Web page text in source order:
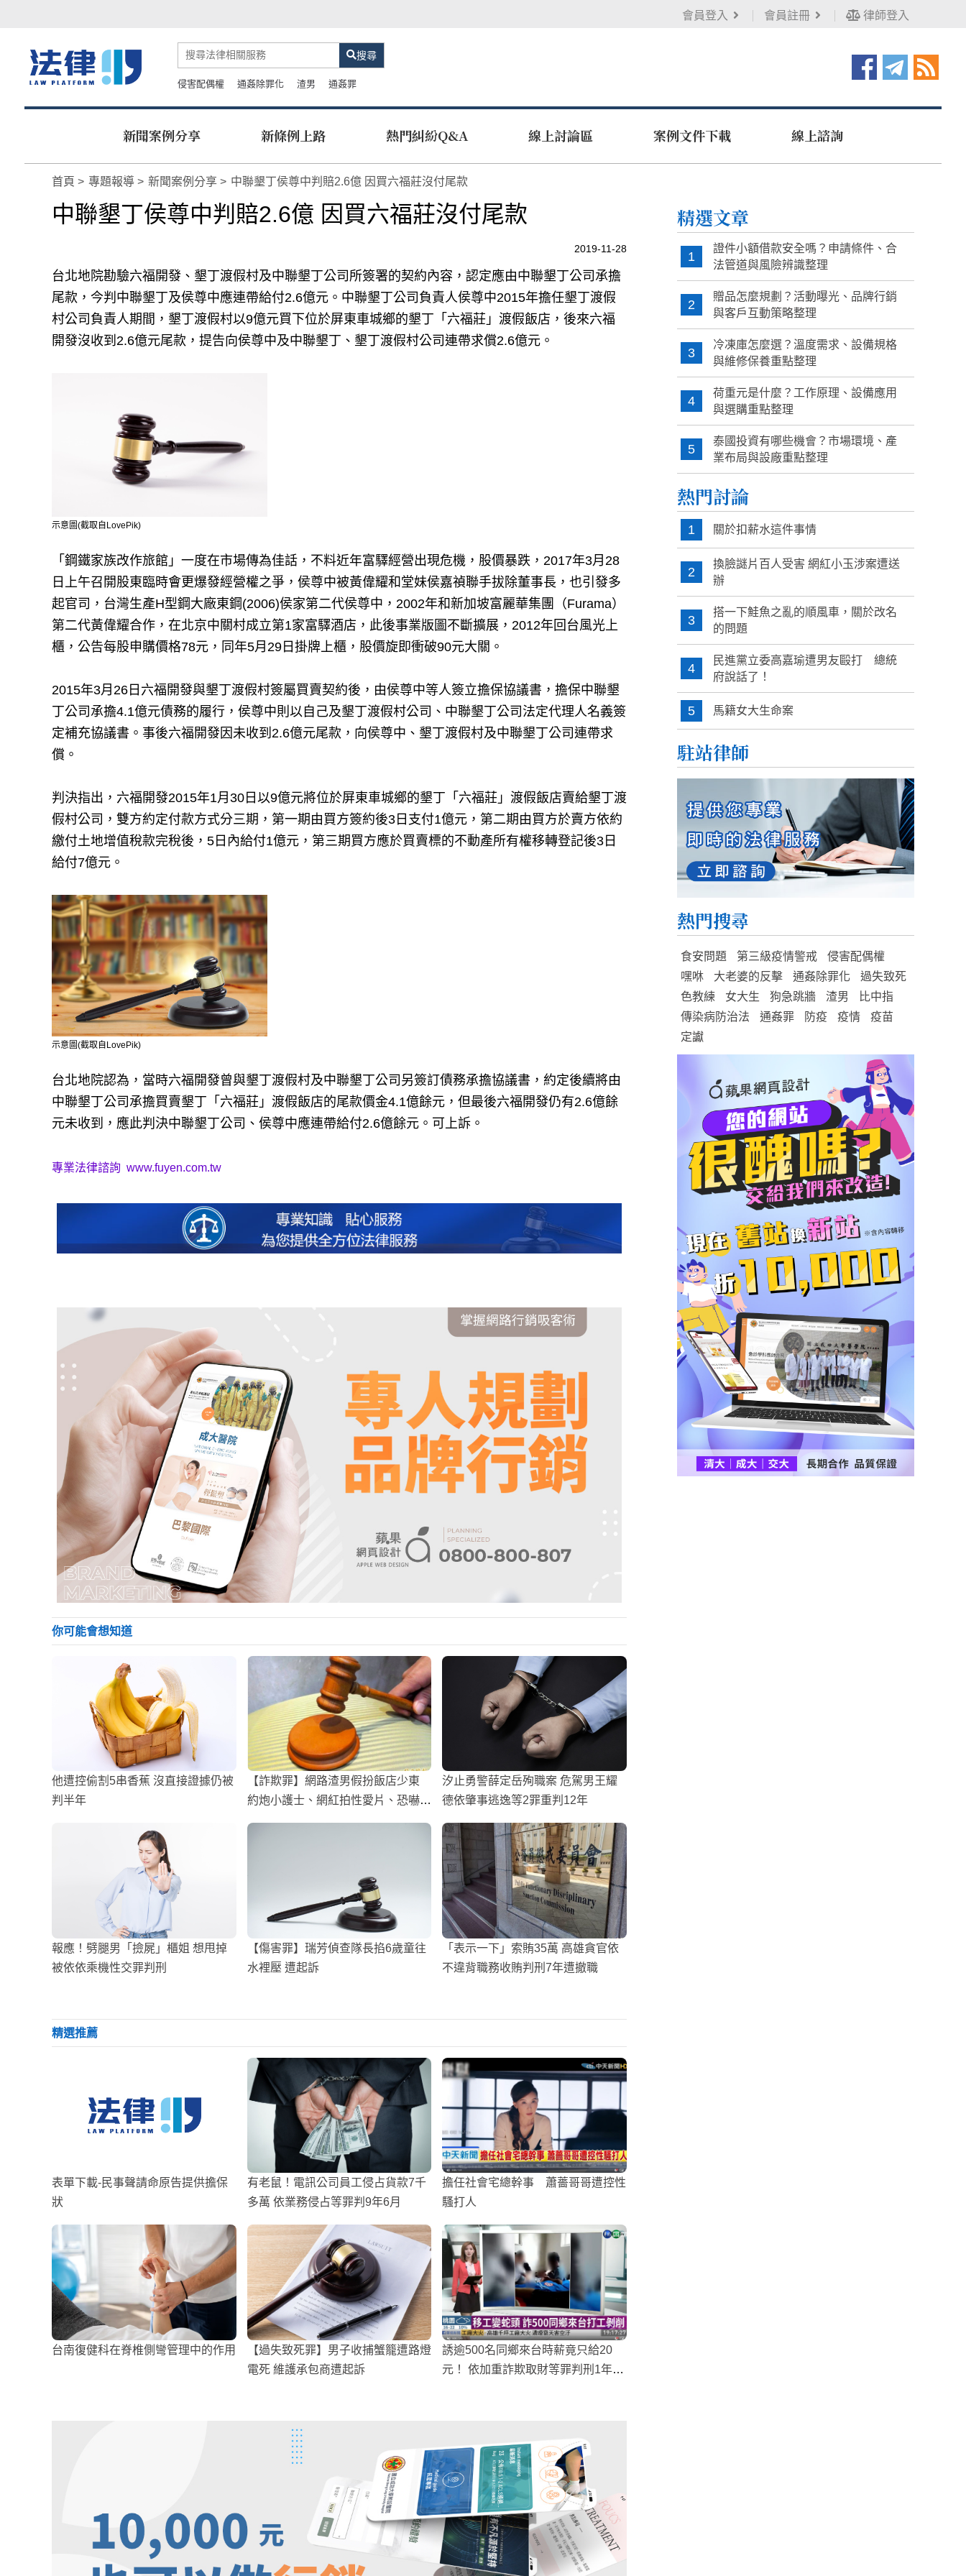
會員登入 會員註冊 律師登入
搜尋
侵害配偶權 通姦除罪化 渣男 通姦罪
新聞案例分享 新條例上路 熱門糾紛Q&A 線上討論區 案例文件下載 線上諮詢
首頁 專題報導 新聞案例分享 中聯墾丁侯尊中判賠2.6億 因買六福莊沒付尾款
中聯墾丁侯尊中判賠2.6億 因買六福莊沒付尾款
2019-11-28
台北地院勘驗六福開發、墾丁渡假村及中聯墾丁公司所簽署的契約內容，認定應由中聯墾丁公司承擔
尾款，今判中聯墾丁及侯尊中應連帶給付2.6億元。中聯墾丁公司負責人侯尊中2015年擔任墾丁渡假
村公司負責人期間，墾丁渡假村以9億元買下位於屏東車城鄉的墾丁「六福莊」渡假飯店，後來六福
開發沒收到2.6億元尾款，提告向侯尊中及中聯墾丁、墾丁渡假村公司連帶求償2.6億元。
示意圖(截取自LovePik)
「鋼鐵家族改作旅館」一度在市場傳為佳話，不料近年富驛經營出現危機，股價暴跌，2017年3月28
日上午召開股東臨時會更爆發經營權之爭，侯尊中被黃偉耀和堂妹侯嘉禎聯手拔除董事長，也引發多
起官司，台灣生產H型鋼大廠東鋼(2006)侯家第二代侯尊中，2002年和新加坡富麗華集團（Furama）
第二代黃偉耀合作，在北京中關村成立第1家富驛酒店，此後事業版圖不斷擴展，2012年回台風光上
櫃，公告每股申購價格78元，同年5月29日掛牌上櫃，股價旋即衝破90元大關。
2015年3月26日六福開發與墾丁渡假村簽屬買賣契約後，由侯尊中等人簽立擔保協議書，擔保中聯墾
丁公司承擔4.1億元債務的履行，侯尊中則以自己及墾丁渡假村公司、中聯墾丁公司法定代理人名義簽
定補充協議書。事後六福開發因未收到2.6億元尾款，向侯尊中、墾丁渡假村及中聯墾丁公司連帶求
償。
判決指出，六福開發2015年1月30日以9億元將位於屏東車城鄉的墾丁「六福莊」渡假飯店賣給墾丁渡
假村公司，雙方約定付款方式分三期，第一期由買方簽約後3日支付1億元，第二期由買方於賣方依約
繳付土地增值稅款完稅後，5日內給付1億元，第三期買方應於買賣標的不動產所有權移轉登記後3日
給付7億元。
示意圖(截取自LovePik)
台北地院認為，當時六福開發曾與墾丁渡假村及中聯墾丁公司另簽訂債務承擔協議書，約定後續將由
中聯墾丁公司承擔買賣墾丁「六福莊」渡假飯店的尾款價金4.1億餘元，但最後六福開發仍有2.6億餘
元未收到，應此判決中聯墾丁公司、侯尊中應連帶給付2.6億餘元。可上訴。
專業法律諮詢 www.fuyen.com.tw
你可能會想知道
他遭控偷割5串香蕉 沒直接證據仍被
判半年
【詐欺罪】網路渣男假扮飯店少東
約炮小護士、網紅拍性愛片、恐嚇要
錢
汐止勇警薛定岳殉職案 危駕男王耀
德依肇事逃逸等2罪重判12年
報應！劈腿男「撿屍」櫃姐 想甩掉
被依依乘機性交罪判刑
【傷害罪】瑞芳偵查隊長掐6歲童往
水裡壓 遭起訴
「表示一下」索賄35萬 高雄貪官依
不違背職務收賄判刑7年遭撤職
精選推薦
表單下載-民事聲請命原告提供擔保
狀
有老鼠！電訊公司員工侵占貨款7千
多萬 依業務侵占等罪判9年6月
擔任社會宅總幹事 蕭薔哥哥遭控性
騷打人
台南復健科在脊椎側彎管理中的作用
【過失致死罪】男子收捕蟹籠遭路燈
電死 維護承包商遭起訴
誘逾500名同鄉來台時薪竟只給20
元！ 依加重詐欺取財等罪判刑1年4
精選文章
1
證件小額借款安全嗎？申請條件、合
法管道與風險辨識整理
2
贈品怎麼規劃？活動曝光、品牌行銷
與客戶互動策略整理
3
冷凍庫怎麼選？溫度需求、設備規格
與維修保養重點整理
4
荷重元是什麼？工作原理、設備應用
與選購重點整理
5
泰國投資有哪些機會？市場環境、產
業布局與設廠重點整理
熱門討論
1 關於扣薪水這件事情
2
換臉謎片百人受害 網紅小玉涉案遭送
辦
3
搭一下鮭魚之亂的順風車，關於改名
的問題
4
民進黨立委高嘉瑜遭男友毆打 總統
府說話了！
5 馬籍女大生命案
駐站律師
熱門搜尋
食安問題 第三級疫情警戒
侵害配偶權
嘿咻
大老婆的反擊 通姦除罪化
過失致死
色教練
女大生 狗急跳牆 渣男
比中指
傳染病防治法
通姦罪 防疫 疫情
疫苗
定讞